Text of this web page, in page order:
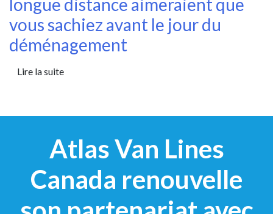
longue distance aimeraient que
vous sachiez avant le jour du
déménagement
Lire la suite
Atlas Van Lines
Canada renouvelle